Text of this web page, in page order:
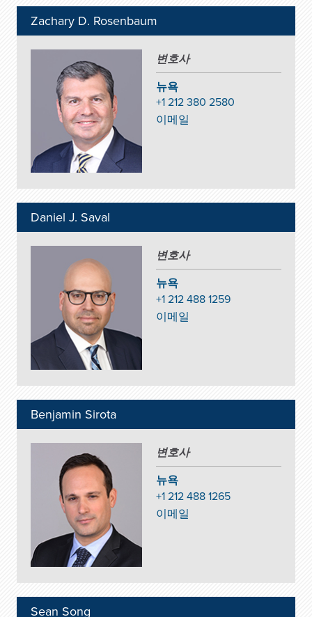
Zachary D. Rosenbaum
변호사
뉴욕
+1 212 380 2580
이메일
Daniel J. Saval
변호사
뉴욕
+1 212 488 1259
이메일
Benjamin Sirota
변호사
뉴욕
+1 212 488 1265
이메일
Sean Song